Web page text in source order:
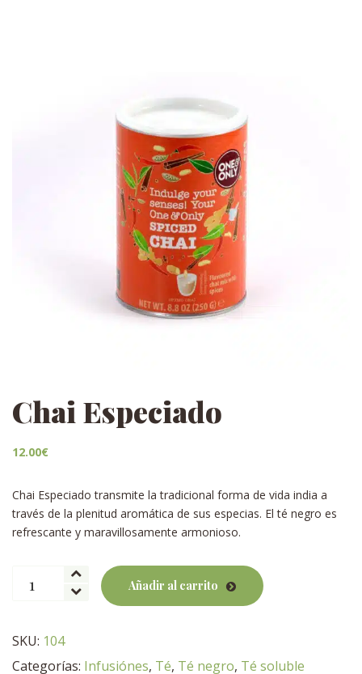
Chai Especiado
12.00€
Chai Especiado transmite la tradicional forma de vida india a
través de la plenitud aromática de sus especias. El té negro es
refrescante y maravillosamente armonioso.
Especiado
Añadir al carrito
SKU: 104
Categorías: Infusiónes, Té, Té negro, Té soluble